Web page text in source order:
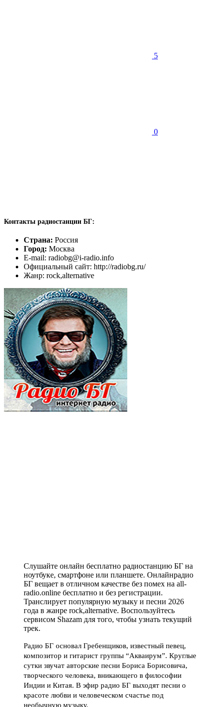
5
0
Контакты радиостанции БГ:
Страна: Россия
Город: Москва
E-mail: radiobg@i-radio.info
Официальный сайт: http://radiobg.ru/
Жанр: rock,alternative
Слушайте онлайн бесплатно радиостанцию БГ на
ноутбуке, смартфоне или планшете. Онлайнрадио
БГ вещает в отличном качестве без помех на all-
radio.online бесплатно и без регистрации.
Транслирует популярную музыку и песни 2026
года в жанре rock,alternative. Воспользуйтесь
сервисом Shazam для того, чтобы узнать текущий
трек.
Радио БГ основал Гребенщиков, известный певец,
композитор и гитарист группы “Акваирум”. Круглые
сутки звучат авторские песни Бориса Борисовича,
творческого человека, вникающего в философии
Индии и Китая. В эфир радио БГ выходят песни о
красоте любви и человеческом счастье под
необычную музыку.